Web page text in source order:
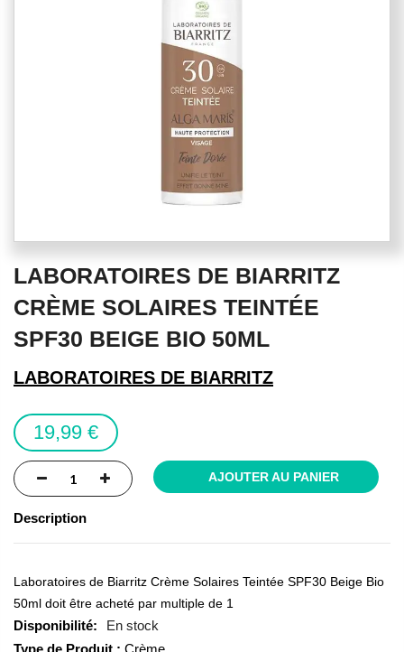
beginning
of
images
LABORATOIRES DE BIARRITZ
CRÈME SOLAIRES TEINTÉE
SPF30 BEIGE BIO 50ML
LABORATOIRES DE BIARRITZ
19,99 €
AJOUTER AU PANIER
Description
Laboratoires de Biarritz Crème Solaires Teintée SPF30 Beige Bio
50ml doit être acheté par multiple de 1
En stock
Type de Produit : Crème